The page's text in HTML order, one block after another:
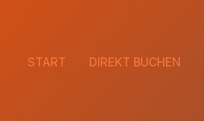
START DIREKT BUCHEN